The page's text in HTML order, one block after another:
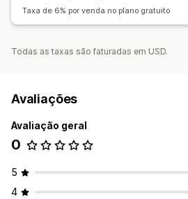
Taxa de 6% por venda no plano gratuito
Todas as taxas são faturadas em USD.
Avaliações
Avaliação geral
0
5
4